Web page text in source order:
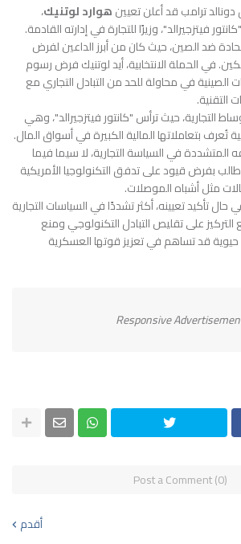
ترامب قد أعلن تعيينهوارد لوتنيك،
فيتزجيرالد"، وزيرًا للتجارة في إدارته القادمة.
ضد الصين، حيث كان من أبرز الداعين لفرض
في الحملة الانتخابية، أيد لوتنيك فرض رسوم
الصينية في محاولة للحد من التبادل التجاري مع
التقنية.
التجارية، حيث ترأس "كانتور فيتزجيرالد"، وهي
بتعاملاتها المالية الكبيرة في أسواق المال.
في السياسة التجارية، لا سيما فيما
طالب بفرض قيود على تدفق التكنولوجيا الأمريكية
مثل أشباه الموصلات.
تأكيد تعيينه، أكثر تشددًا في السياسات التجارية
التركيز على تقليص التبادل التكنولوجي ومنع
قد تساهم في تعزيز قوتها العسكرية
Responsive
Post a Comment (0)
أقدم